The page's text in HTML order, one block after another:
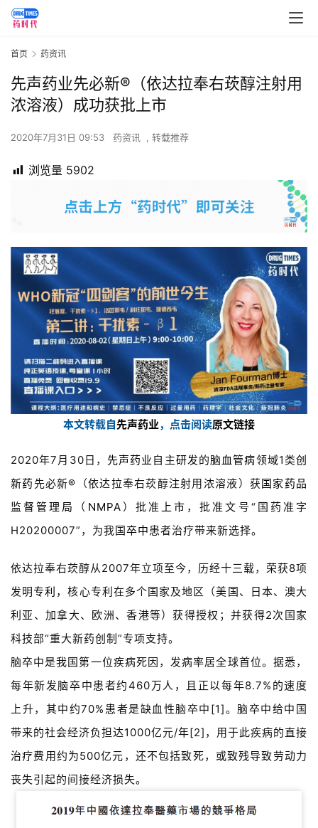
首页 药资讯
先声药业先必新®（依达拉奉右莰醇注射用
浓溶液）成功获批上市
2020年7月31日 09:53 药资讯 , 转载推荐
浏览量 5902
本文转载自先声药业，点击阅读原文链接
2020年7月30日， 先声药业 自主研发的脑血管病领域1类创
新药先必新®（依达拉奉右莰醇注射用浓溶液）获国家药品
监督管理局
（ NMPA ）批准 上市 ，批准文号“国药准字
H20200007”，为我国卒中患者治疗带来新选择。
依达拉奉右莰醇从2007年立项至今，历经十三载，荣获8项
发明专利 ，核心专利在多个国家及地区（美国、日本、澳大
利亚、加拿大、欧洲、香港等）获得授权；并获得2次国家
科技部“重大新药创制”专项支持。
脑卒中是我国第一位疾病死因，发病率居全球首位。据悉，
每年新发脑卒中患者约460万人，且正以每年8.7%的速度
上升，其中约70%患者是缺血性脑卒中[1]。脑卒中给中国
带来的社会经济负担达1000亿元/年[2]，用于此疾病的直接
治疗费用约为500亿元，还不包括致死，或致残导致劳动力
丧失引起的间接经济损失。